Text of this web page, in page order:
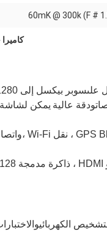
علىسوبر بيكسل إلى 1280 × 960
ودقة عالية
و
الكهربائيو